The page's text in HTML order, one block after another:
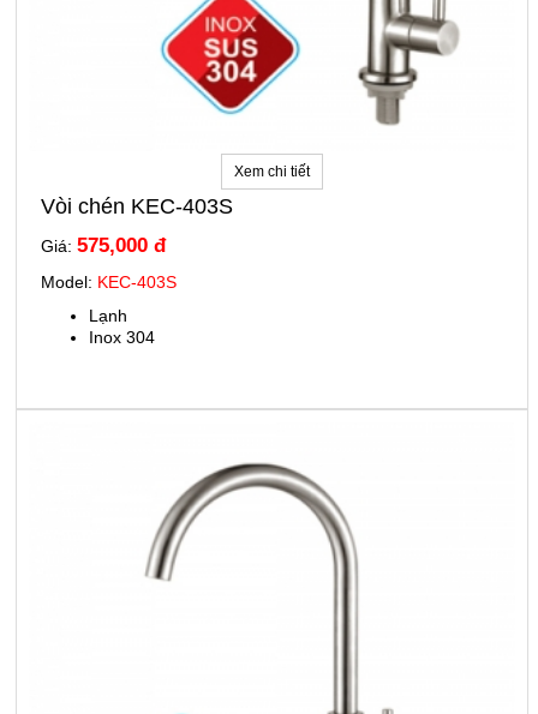
Xem chi tiết
Vòi chén KEC-403S
Giá: 575,000 đ
Model: KEC-403S
Lạnh
Inox 304